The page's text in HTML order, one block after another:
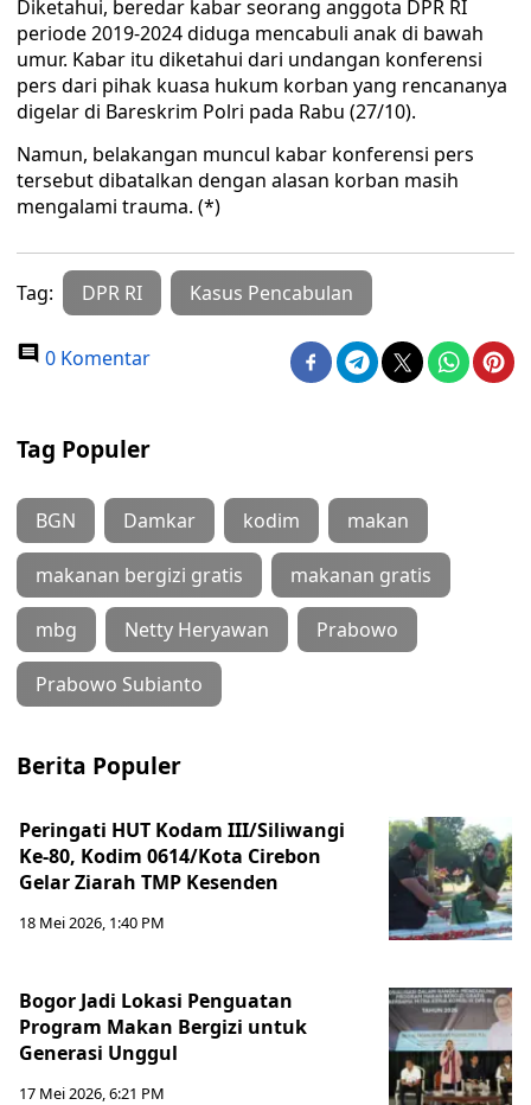
Diketahui, beredar kabar seorang anggota DPR RI
periode 2019-2024 diduga mencabuli anak di bawah
umur. Kabar itu diketahui dari undangan konferensi
pers dari pihak kuasa hukum korban yang rencananya
digelar di Bareskrim Polri pada Rabu (27/10).
Namun, belakangan muncul kabar konferensi pers
tersebut dibatalkan dengan alasan korban masih
mengalami trauma. (*)
Tag: DPR RI Kasus Pencabulan
0 Komentar
Tag Populer
BGN Damkar kodim makan
makanan bergizi gratis makanan gratis
mbg Netty Heryawan Prabowo
Prabowo Subianto
Berita Populer
Peringati HUT Kodam III/Siliwangi
Ke-80, Kodim 0614/Kota Cirebon
Gelar Ziarah TMP Kesenden
18 Mei 2026, 1:40 PM
Bogor Jadi Lokasi Penguatan
Program Makan Bergizi untuk
Generasi Unggul
17 Mei 2026, 6:21 PM